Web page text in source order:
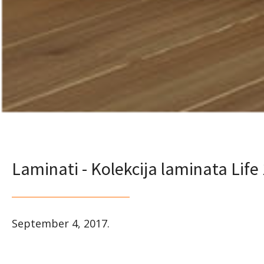
Laminati - Kolekcija laminata Life
September 4, 2017.